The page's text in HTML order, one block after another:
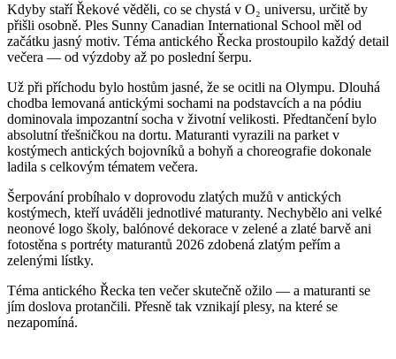
Kdyby staří Řekové věděli, co se chystá v O₂ universu, určitě by
přišli osobně. Ples Sunny Canadian International School měl od
začátku jasný motiv. Téma antického Řecka prostoupilo každý detail
večera — od výzdoby až po poslední šerpu.
Už při příchodu bylo hostům jasné, že se ocitli na Olympu. Dlouhá
chodba lemovaná antickými sochami na podstavcích a na pódiu
dominovala impozantní socha v životní velikosti. Předtančení bylo
absolutní třešničkou na dortu. Maturanti vyrazili na parket v
kostýmech antických bojovníků a bohyň a choreografie dokonale
ladila s celkovým tématem večera.
Šerpování probíhalo v doprovodu zlatých mužů v antických
kostýmech, kteří uváděli jednotlivé maturanty. Nechybělo ani velké
neonové logo školy, balónové dekorace v zelené a zlaté barvě ani
fotostěna s portréty maturantů 2026 zdobená zlatým peřím a
zelenými lístky.
Téma antického Řecka ten večer skutečně ožilo — a maturanti se
jím doslova protančili. Přesně tak vznikají plesy, na které se
nezapomíná.